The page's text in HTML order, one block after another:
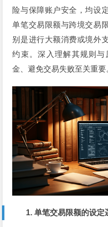
险与保障账户安全，均设
单笔交易限额与跨境交易
别是进行大额消费或境外
约束。深入理解其规则
金、避免交易失败至关重要
1. 单笔交易限额的设定